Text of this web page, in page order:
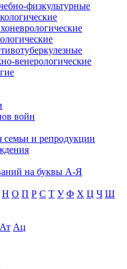
физкультурные
венерологические
войн
и репродукции
на буквы А-Я
Н О П Р С Т У Ф Х Ц Ч Ш
Ат Ац